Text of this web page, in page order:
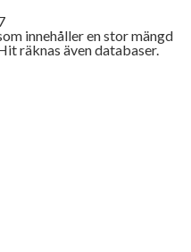
innehåller en stor mängd
räknas även databaser.